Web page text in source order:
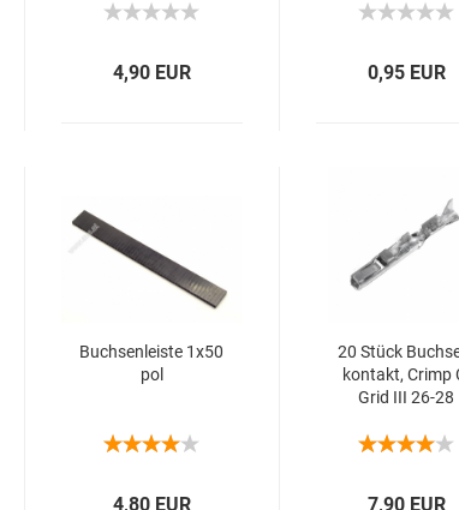
4,90 EUR 0,95 EUR
Buch­sen­leis­te 1x50
pol
4,80 EUR
20 Stück
kon­takt, Crimp
Grid III 26-28
7,90 EUR